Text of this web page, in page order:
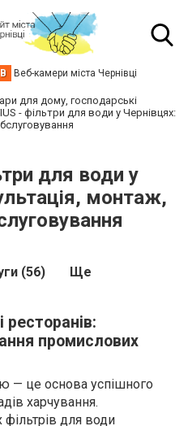
В Веб-камери міста Чернівці
для дому, господарські
- фільтри для води у Чернівцях:
для води у
монтаж,
(56) Ще
промислових
— це основа успішного
харчування.
для води